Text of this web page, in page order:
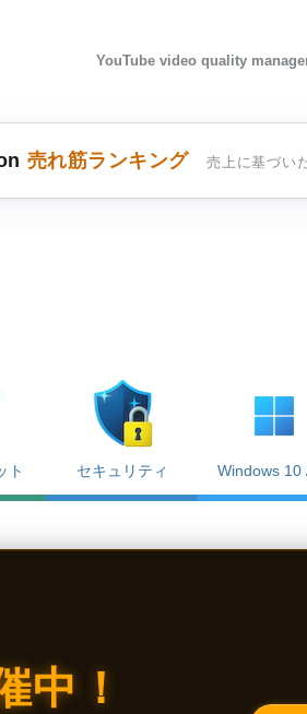
YouTube video quality
売れ筋ランキング 売上に基づい
ト セキュリティ Windows 10
中！